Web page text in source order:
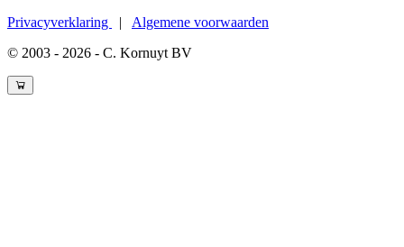
Privacyverklaring | Algemene voorwaarden
© 2003 - 2026 - C. Kornuyt BV